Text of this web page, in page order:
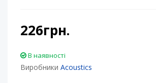
226грн.
В наявності
Виробники Acoustics